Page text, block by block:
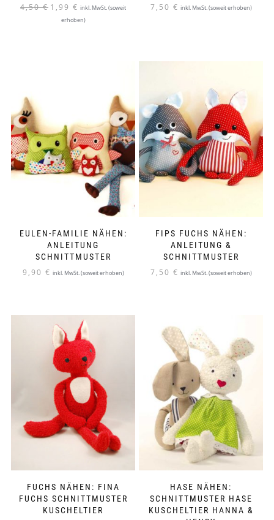
4,50€ Ursprünglicher
Preis
1,99 € Aktueller
Preis
inkl. MwSt. (soweit
erhoben)
7,50 € inkl. MwSt. (soweit erhoben)
EULEN-FAMILIE NÄHEN:
ANLEITUNG
SCHNITTMUSTER
9,90 € inkl. MwSt. (soweit erhoben)
FIPS FUCHS NÄHEN:
ANLEITUNG &
SCHNITTMUSTER
7,50 € inkl. MwSt. (soweit erhoben)
FUCHS NÄHEN: FINA
FUCHS SCHNITTMUSTER
KUSCHELTIER
HASE NÄHEN:
SCHNITTMUSTER HASE
KUSCHELTIER HANNA &